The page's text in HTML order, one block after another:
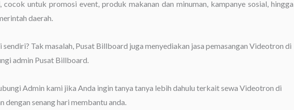
, cocok untuk promosi event, produk makanan dan minuman, kampanye sosial, hingga
daerah.
Tak masalah, Pusat Billboard juga menyediakan jasa pemasangan Videotron di
admin Pusat Billboard.
Admin kami jika Anda ingin tanya tanya lebih dahulu terkait sewa Videotron di
dengan senang hari membantu anda.